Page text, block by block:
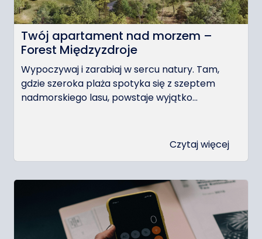
Twój apartament nad morzem –
Forest Międzyzdroje
Wypoczywaj i zarabiaj w sercu natury. Tam,
gdzie szeroka plaża spotyka się z szeptem
nadmorskiego lasu, powstaje wyjątko...
Czytaj więcej